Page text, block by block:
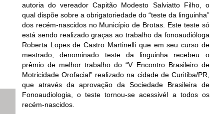
autoria do vereador Capitão Modesto Salviatto Filho, o
qual dispõe sobre a obrigatoriedade do “teste da linguinha”
dos recém-nascidos no Município de Brotas. Este teste só
está sendo realizado graças ao trabalho da fonoaudióloga
Roberta Lopes de Castro Martinelli que em seu curso de
mestrado, denominado teste da linguinha recebeu o
prêmio de melhor trabalho do “V Encontro Brasileiro de
Motricidade Orofacial” realizado na cidade de Curitiba/PR,
que através da aprovação da Sociedade Brasileira de
Fonoaudiologia, o teste tornou-se acessivél a todos os
recém-nascidos.